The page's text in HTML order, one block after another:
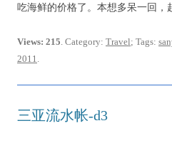
吃海鲜的价格了。本想多呆一回，
Views: 215. Category: Travel; Tags:
2011.
三亚流水帐-d3